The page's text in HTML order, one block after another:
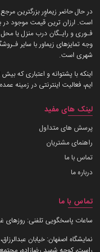
در حال حاضر زیماوِر بزرگترین
است. ارزان ترین قیمت موجود در
وجه تمایزهای زیماور با سایر
شهری است.
ایم، فعالیت اینترنتی در زمینه
لینک های مفید
پرسش های متداول
راهنمای مشتریان
تماس با ما
درباره ما
تماس با ما
ساعات پاسخگویی تلفنی: روزهای غیر
نمایشگاه اصفهان: خیابان